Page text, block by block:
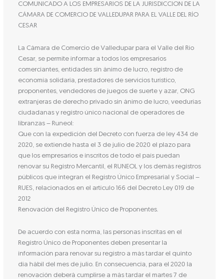
COMUNICADO A LOS EMPRESARIOS DE LA JURISDICCION DE LA
CÁMARA DE COMERCIO DE VALLEDUPAR PARA EL VALLE DEL RÍO
CESAR
La Cámara de Comercio de Valledupar para el Valle del Río
Cesar, se permite informar a todos los empresarios
comerciantes, entidades sin ánimo de lucro, registro de
economía solidaria, prestadores de servicios turístico,
proponentes, vendedores de juegos de suerte y azar, ONG
extranjeras de derecho privado sin ánimo de lucro, veedurías
ciudadanas y registro único nacional de operadores de
libranzas – Runeol:
Que con la expedición del Decreto con fuerza de ley 434 de
2020, se extiende hasta el 3 de julio de 2020 el plazo para
que los empresarios e inscritos de todo el país puedan
renovar su Registro Mercantil, el RUNEOL y los demás registros
públicos que integran el Registro Único Empresarial y Social –
RUES, relacionados en el artículo 166 del Decreto Ley 019 de
2012
Renovación del Registro Único de Proponentes.
De acuerdo con esta norma, las personas inscritas en el
Registro Único de Proponentes deben presentar la
información para renovar su registro a más tardar el quinto
día hábil del mes de julio. En consecuencia, para el 2020 la
renovación deberá cumplirse a más tardar el martes 7 de